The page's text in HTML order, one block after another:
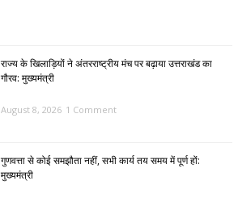
राज्य के खिलाड़ियों ने अंतरराष्ट्रीय मंच पर बढ़ाया उत्तराखंड का
गौरव: मुख्यमंत्री
August 8, 2026 1 Comment
गुणवत्ता से कोई समझौता नहीं, सभी कार्य तय समय में पूर्ण हों:
मुख्यमंत्री